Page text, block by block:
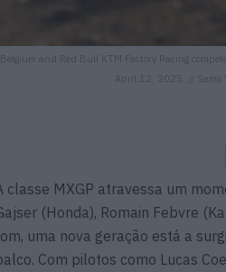
Belgium and Red Bull KTM Factory Racing
April 12, 2025. // Samo
classe MXGP atravessa um
(Honda), Romain Febvre
uma nova geração está a
Com pilotos como Lucas